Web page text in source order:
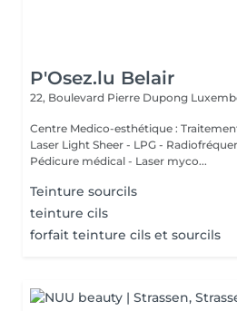
P'Osez.lu Belair
22, Boulevard Pierre Dupong
Centre Medico-esthétique :
Laser Light Sheer - LPG -
Pédicure médical - Laser myco...
Teinture sourcils
teinture cils
forfait teinture cils et sourcils